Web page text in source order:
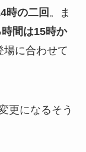
時の二回 。ま
間は15時か
場に合わせて
更になるそう